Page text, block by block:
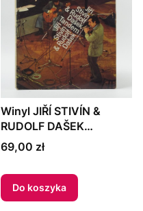
Winyl JIŘÍ STIVÍN &
RUDOLF DAŠEK
TANDEM - "TANDEM"
1977 Czechoslovakia
Cena
69,00 zł
Do koszyka